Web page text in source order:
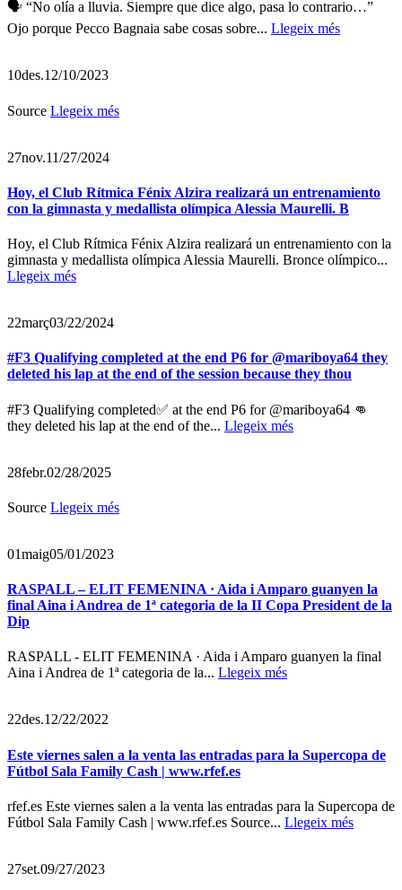
🗣️ “No olía a lluvia. Siempre que dice algo, pasa lo contrario…”
Ojo porque Pecco Bagnaia sabe cosas sobre... Llegeix més
10des.12/10/2023
Source Llegeix més
27nov.11/27/2024
Hoy, el Club Rítmica Fénix Alzira realizará un entrenamiento
con la gimnasta y medallista olímpica Alessia Maurelli. B
Hoy, el Club Rítmica Fénix Alzira realizará un entrenamiento con la
gimnasta y medallista olímpica Alessia Maurelli. Bronce olímpico...
Llegeix més
22març03/22/2024
#F3 Qualifying completed at the end P6 for @mariboya64 they
deleted his lap at the end of the session because they thou
#F3 Qualifying completed✅ at the end P6 for @mariboya64 👊
they deleted his lap at the end of the... Llegeix més
28febr.02/28/2025
Source Llegeix més
01maig05/01/2023
RASPALL – ELIT FEMENINA · Aida i Amparo guanyen la
final Aina i Andrea de 1ª categoria de la II Copa President de la
Dip
RASPALL - ELIT FEMENINA · Aida i Amparo guanyen la final
Aina i Andrea de 1ª categoria de la... Llegeix més
22des.12/22/2022
Este viernes salen a la venta las entradas para la Supercopa de
Fútbol Sala Family Cash | www.rfef.es
rfef.es Este viernes salen a la venta las entradas para la Supercopa de
Fútbol Sala Family Cash | www.rfef.es Source... Llegeix més
27set.09/27/2023